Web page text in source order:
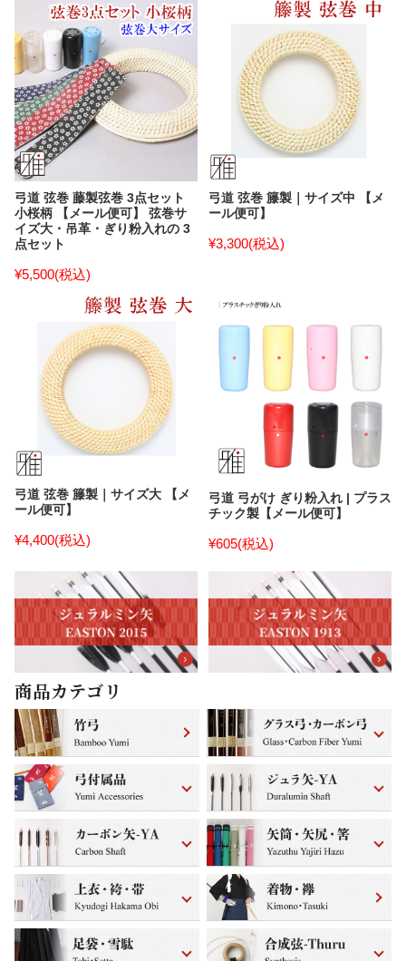
弓道 弦巻 藤製弦巻 3点セット
小桜柄 【メール便可】 弦巻サ
イズ大・吊革・ぎり粉入れの 3
点セット
¥5,500(税込)
弓道 弦巻 籐製｜サイズ中 【メ
ール便可】
¥3,300(税込)
弓道 弦巻 籐製｜サイズ大 【メ
ール便可】
¥4,400(税込)
弓道 弓がけ ぎり粉入れ | プラス
チック製【メール便可】
¥605(税込)
商品カテゴリ